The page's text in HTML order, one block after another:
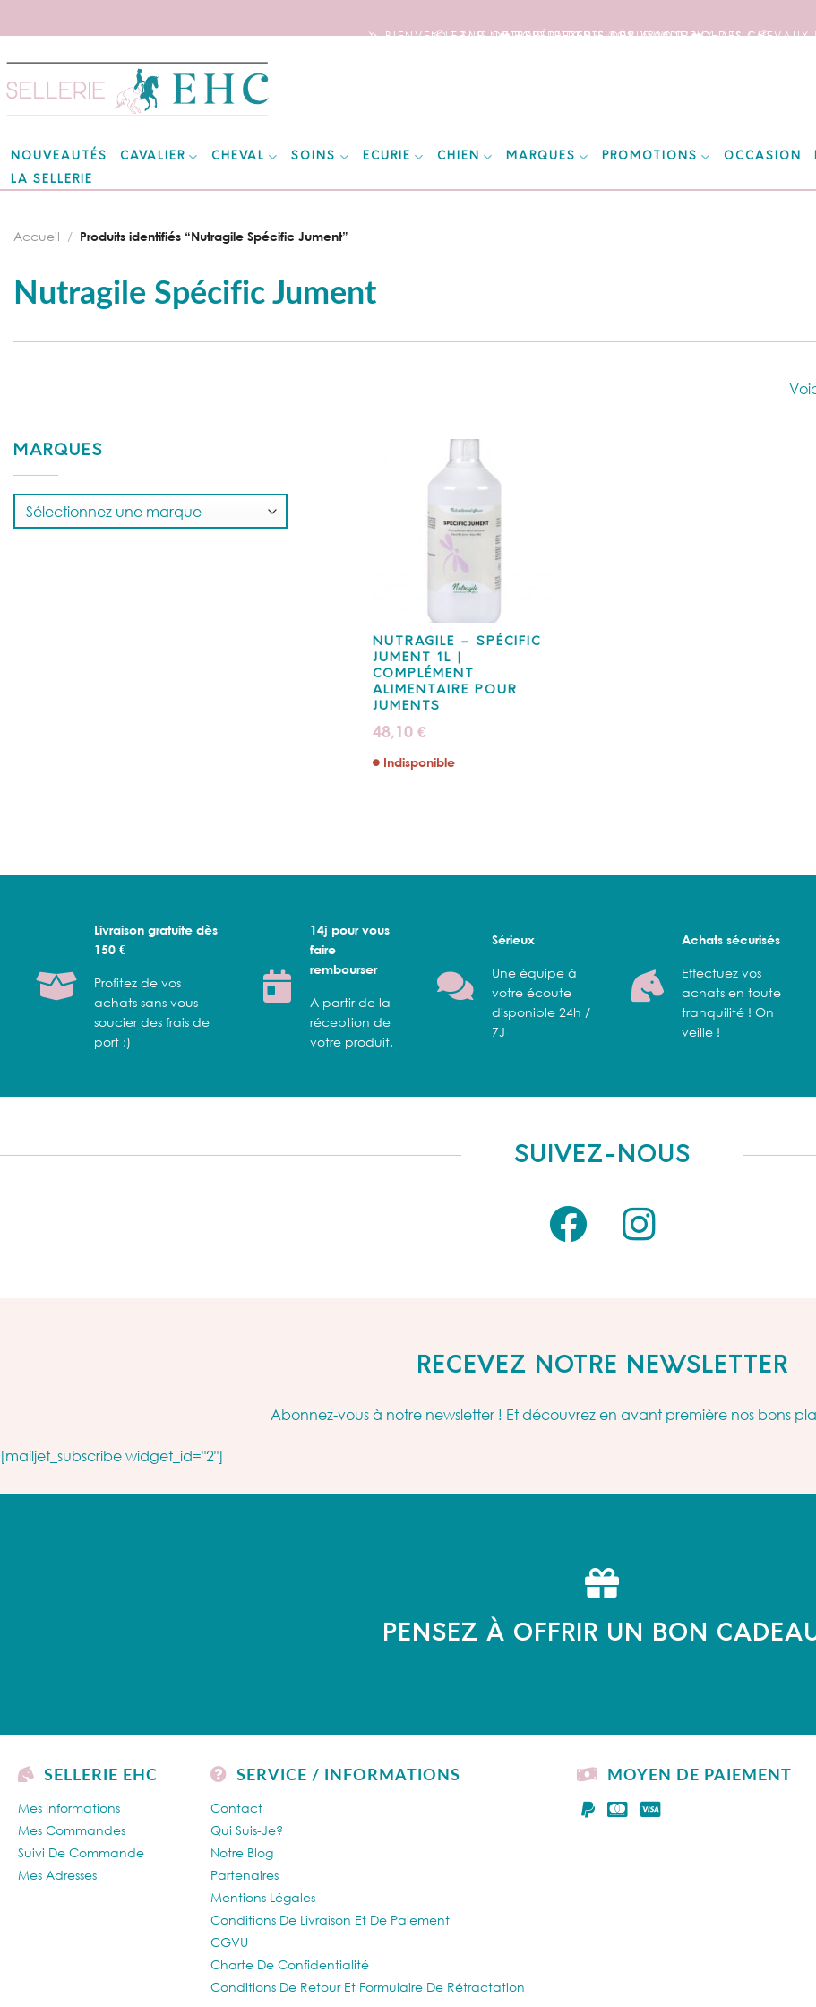
🦄 BIENVENUE SUR NOTRE SITE DEDIE AUX AMOUREUX DES CHEVAUX
📦 FRAIS DE PORT OFFERTS DÈS 150€ D’ACHATS ! 📦
❤️ EXPÉDITIONS WORLDWIDE ❤️
to
content
NOUVEAUTÉS CAVALIER CHEVAL SOINS ECURIE CHIEN MARQUES PROMOTIONS OCCASION
LA SELLERIE
Nutragile Spécific Jument
Accueil / Produits identifiés “Nutragile Spécific Jument”
MARQUES
NUTRAGILE – SPÉCIFIC
JUMENT 1L |
COMPLÉMENT
ALIMENTAIRE POUR
JUMENTS
48,10 €
Indisponible
Livraison gratuite dès
150 €
Profitez de vos
achats sans vous
soucier des frais de
port :)
14j pour vous
faire
rembourser
A partir de la
réception de
votre produit.
Sérieux
Une équipe à
votre écoute
disponible 24h /
7J
Achats sécurisés
Effectuez vos
achats en toute
tranquilité ! On
veille !
SUIVEZ-NOUS
RECEVEZ NOTRE NEWSLETTER
Abonnez-vous à notre newsletter ! Et découvrez en avant première nos bons
[mailjet_subscribe widget_id="2"]
PENSEZ À OFFRIR UN BON
SELLERIE EHC
Mes Informations
Mes Commandes
Suivi De Commande
Mes Adresses
SERVICE / INFORMATIONS
Contact
Qui Suis-Je?
Notre Blog
Partenaires
Mentions Légales
Conditions De Livraison Et De Paiement
CGVU
Charte De Confidentialité
Conditions De Retour Et Formulaire De Rétractation
MOYEN DE PAIEMENT